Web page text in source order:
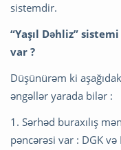
sistemdir.
“Yaşıl Dəhliz”
var ?
Düşünürəm ki
əngəllər yarada bilər :
1. Sərhəd buraxılış
pəncərəsi var : DGK